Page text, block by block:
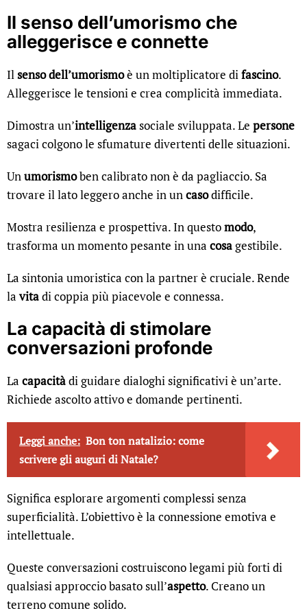
Il senso dell’umorismo che
alleggerisce e connette
Il senso dell’umorismoè un moltiplicatore di fascino.
Alleggerisce le tensioni e crea complicità immediata.
Dimostra un’intelligenzasociale sviluppata. Le persone
sagaci colgono le sfumature divertenti delle situazioni.
Un umorismoben calibrato non è da pagliaccio. Sa
trovare il lato leggero anche in un casodifficile.
Mostra resilienza e prospettiva. In questomodo,
trasforma un momento pesante in una cosagestibile.
La sintonia umoristica con la partner è cruciale. Rende
lavitadi coppia più piacevole e connessa.
La capacità di stimolare
conversazioni profonde
La capacitàdi guidare dialoghi significativi è un’arte.
Richiede ascolto attivo e domande pertinenti.
Leggi anche: Bon ton natalizio: come
scrivere gli auguri di Natale?
Significa esplorare argomenti complessi senza
superficialità. L’obiettivo è la connessione emotiva e
intellettuale.
Queste conversazioni costruiscono legami più forti di
qualsiasi approccio basato sull’aspetto. Creano un
terreno comune solido.